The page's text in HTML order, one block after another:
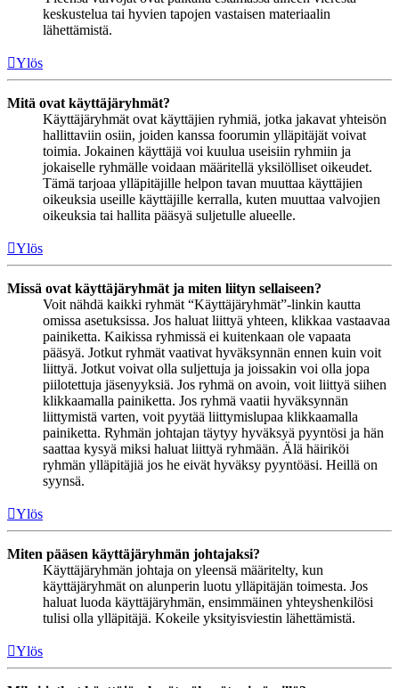
keskustelua tai hyvien tapojen vastaisen materiaalin
lähettämistä.
Ylös
Mitä ovat käyttäjäryhmät?
Käyttäjäryhmät ovat käyttäjien ryhmiä, jotka jakavat yhteisön
hallittaviin osiin, joiden kanssa foorumin ylläpitäjät voivat
toimia. Jokainen käyttäjä voi kuulua useisiin ryhmiin ja
jokaiselle ryhmälle voidaan määritellä yksilölliset oikeudet.
Tämä tarjoaa ylläpitäjille helpon tavan muuttaa käyttäjien
oikeuksia useille käyttäjille kerralla, kuten muuttaa valvojien
oikeuksia tai hallita pääsyä suljetulle alueelle.
Ylös
Missä ovat käyttäjäryhmät ja miten liityn sellaiseen?
Voit nähdä kaikki ryhmät “Käyttäjäryhmät”-linkin kautta
omissa asetuksissa. Jos haluat liittyä yhteen, klikkaa vastaavaa
painiketta. Kaikissa ryhmissä ei kuitenkaan ole vapaata
pääsyä. Jotkut ryhmät vaativat hyväksynnän ennen kuin voit
liittyä. Jotkut voivat olla suljettuja ja joissakin voi olla jopa
piilotettuja jäsenyyksiä. Jos ryhmä on avoin, voit liittyä siihen
klikkaamalla painiketta. Jos ryhmä vaatii hyväksynnän
liittymistä varten, voit pyytää liittymislupaa klikkaamalla
painiketta. Ryhmän johtajan täytyy hyväksyä pyyntösi ja hän
saattaa kysyä miksi haluat liittyä ryhmään. Älä häiriköi
ryhmän ylläpitäjiä jos he eivät hyväksy pyyntöäsi. Heillä on
syynsä.
Ylös
Miten pääsen käyttäjäryhmän johtajaksi?
Käyttäjäryhmän johtaja on yleensä määritelty, kun
käyttäjäryhmät on alunperin luotu ylläpitäjän toimesta. Jos
haluat luoda käyttäjäryhmän, ensimmäinen yhteyshenkilösi
tulisi olla ylläpitäjä. Kokeile yksityisviestin lähettämistä.
Ylös